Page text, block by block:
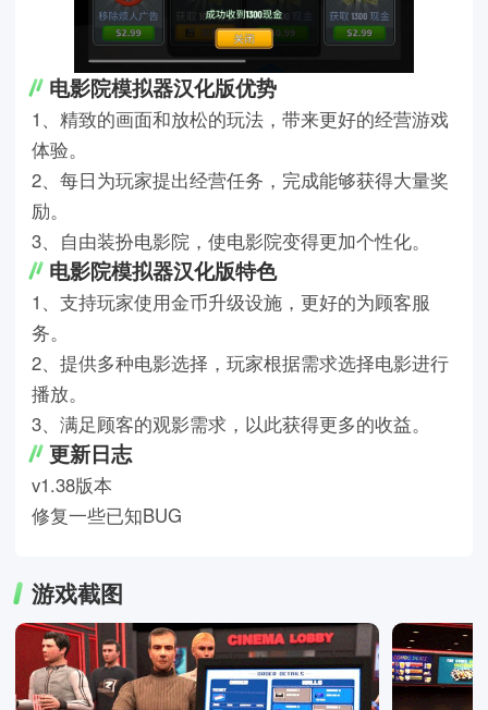
电影院模拟器汉化版优势
1、精致的画面和放松的玩法，带来更好的经营游戏
体验。
2、每日为玩家提出经营任务，完成能够获得大量奖
励。
3、自由装扮电影院，使电影院变得更加个性化。
电影院模拟器汉化版特色
1、支持玩家使用金币升级设施，更好的为顾客服
务。
2、提供多种电影选择，玩家根据需求选择电影进行
播放。
3、满足顾客的观影需求，以此获得更多的收益。
更新日志
v1.38版本
修复一些已知BUG
游戏截图